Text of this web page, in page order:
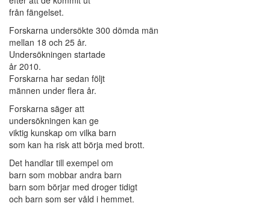
från fängelset.
Forskarna undersökte 300 dömda män
mellan 18 och 25 år.
Undersökningen startade
år 2010.
Forskarna har sedan följt
männen under flera år.
Forskarna säger att
undersökningen kan ge
viktig kunskap om vilka barn
som kan ha risk att börja med brott.
Det handlar till exempel om
barn som mobbar andra barn
barn som börjar med droger tidigt
och barn som ser våld i hemmet.